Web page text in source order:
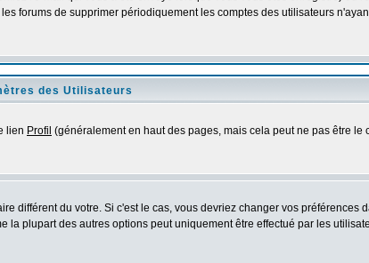
forums de supprimer périodiquement les comptes des utilisateurs
des Utilisateurs
lien Profil (généralement en haut des pages, mais cela peut ne pas être le
différent du votre. Si c'est le cas, vous devriez changer vos préférences
plupart des autres options peut uniquement être effectué par les